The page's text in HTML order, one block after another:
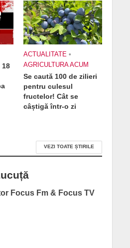
18
ACTUALITATE •
AGRICULTURA ACUM
Se caută 100 de zilieri
pentru culesul
fructelor! Cât se
câștigă într-o zi
VEZI TOATE ȘTIRILE
Focus Fm & Focus TV